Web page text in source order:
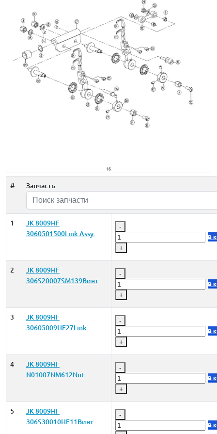
# Запчасть
1
JK 8009HF
3060501500Link Assy.
-
+
В
2
JK 8009HF
306S20007SM139Винт
-
+
В
3
JK 8009HF
30605009HE27Link
-
+
В
4
JK 8009HF
N01007NM612Nut
-
+
В
5
JK 8009HF
306S30010HE11Винт
-
В